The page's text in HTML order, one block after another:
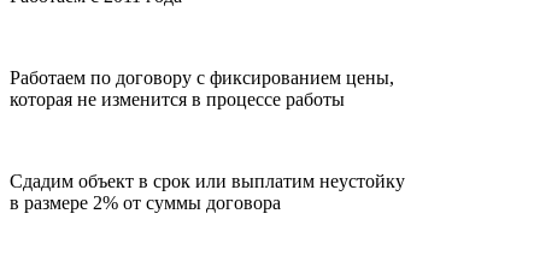
Работаем по договору с фиксированием цены,
которая не изменится в процессе работы
Сдадим объект в срок или выплатим неустойку
в размере 2% от суммы договора